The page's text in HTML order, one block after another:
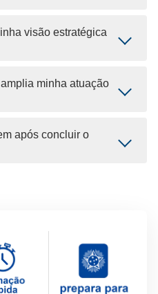
visão estratégica
minha atuação
após concluir o